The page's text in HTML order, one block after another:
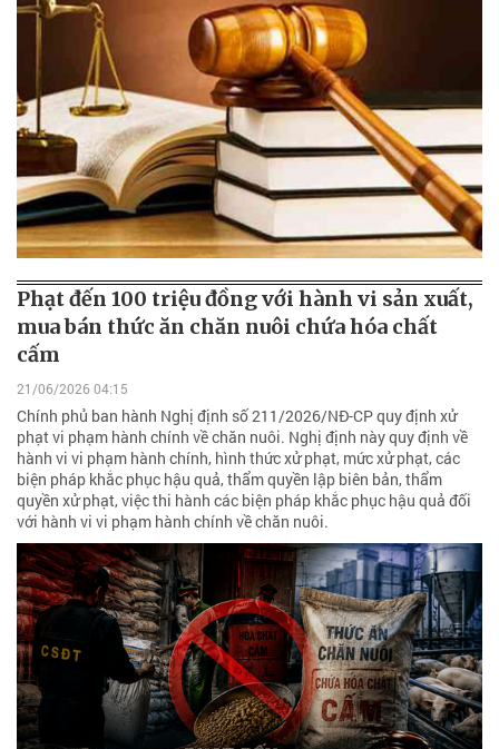
Phạt đến 100 triệu đồng với hành vi sản xuất,
mua bán thức ăn chăn nuôi chứa hóa chất
cấm
21/06/2026 04:15
Chính phủ ban hành Nghị định số 211/2026/NĐ-CP quy định xử
phạt vi phạm hành chính về chăn nuôi. Nghị định này quy định về
hành vi vi phạm hành chính, hình thức xử phạt, mức xử phạt, các
biện pháp khắc phục hậu quả, thẩm quyền lập biên bản, thẩm
quyền xử phạt, việc thi hành các biện pháp khắc phục hậu quả đối
với hành vi vi phạm hành chính về chăn nuôi.